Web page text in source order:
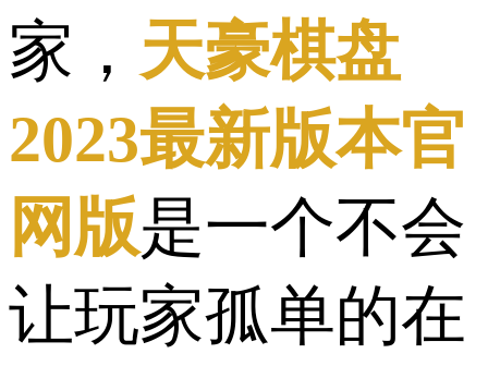
家， 天豪棋盘
2023最新版本官
网版是一个不会
让玩家孤单的在